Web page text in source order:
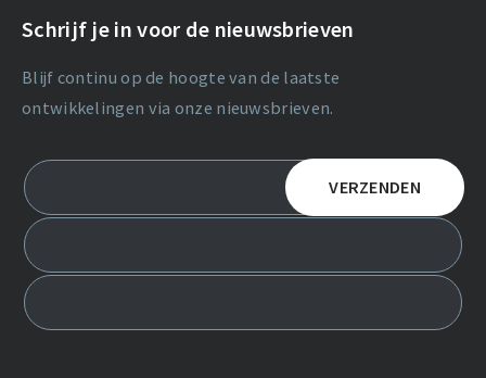
Schrijf je in voor de nieuwsbrieven
Blijf continu op de hoogte van de laatste
ontwikkelingen via onze nieuwsbrieven.